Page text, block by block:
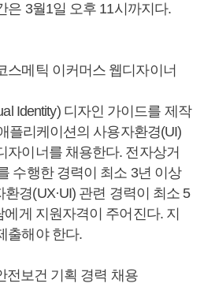
은 3월1일 오후 11시까지다.
메틱 이커머스 웹디자이너
Identity) 디자인 가이드를 제작
플리케이션의 사용자환경(UI)
자이너를 채용한다. 전자상거
수행한 경력이 최소 3년 이상
경(UX·UI) 관련 경력이 최소 5
게 지원자격이 주어진다. 지
출해야 한다.
보건 기획 경력 채용